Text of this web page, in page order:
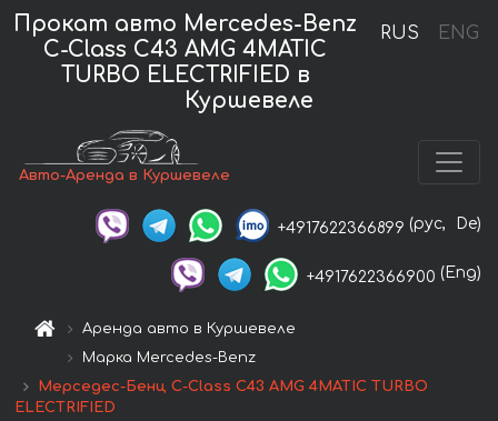
RUS ENG
Прокат авто Mercedes-Benz
C-Class C43 AMG 4MATIC
TURBO ELECTRIFIED в
Куршевеле
Авто-Аренда в Куршевеле
+4917622366899 (рус, De)
+4917622366900 (Eng)
Аренда авто в Куршевеле
Марка Mercedes-Benz
Мерседес-Бенц C-Class C43 AMG 4MATIC TURBO
ELECTRIFIED